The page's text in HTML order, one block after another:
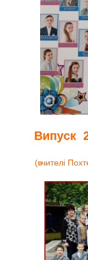
Випуск
(вчителі